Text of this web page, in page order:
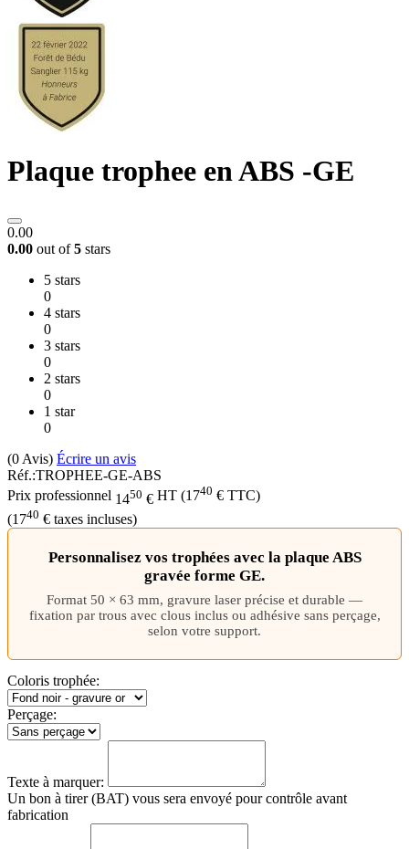
Plaque trophee en ABS -GE
0.00
0.00 out of5 stars
5 stars
0
4 stars
0
3 stars
0
2 stars
0
1 star
0
(0 Avis) Écrire un avis
Réf.:TROPHEE-GE-ABS
Prix professionnel 1450 € HT (1740 € TTC)
(1740 € taxes incluses)
Personnalisez vos trophées avec la plaque ABS
gravée forme GE.
Format 50 × 63 mm, gravure laser précise et durable —
fixation par trous avec clous inclus ou adhésive sans perçage,
selon votre support.
Coloris trophée:
Perçage:
Texte à marquer:
Un bon à tirer (BAT) vous sera envoyé pour contrôle avant
fabrication